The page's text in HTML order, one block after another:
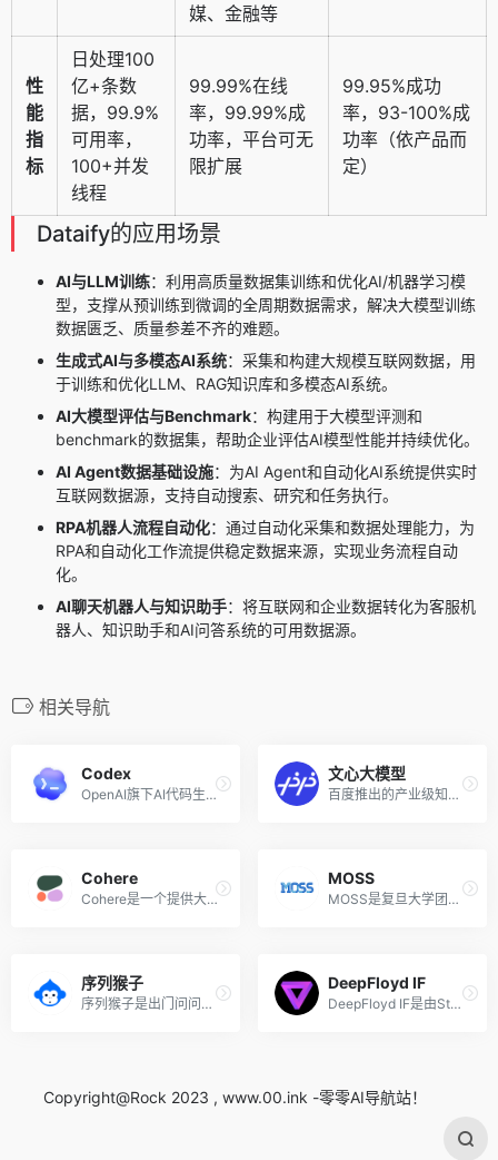
媒、金融等
性
能
指
标
日处理100
亿+条数
据，99.9%
可用率，
100+并发
线程
99.99%在线
率，99.99%成
功率，平台可无
限扩展
99.95%成功
率，93-100%成
功率（依产品而
定）
Dataify的应用场景
AI与LLM训练：利用高质量数据集训练和优化AI/机器学习模
型，支撑从预训练到微调的全周期数据需求，解决大模型训练
数据匮乏、质量参差不齐的难题。
生成式AI与多模态AI系统：采集和构建大规模互联网数据，用
于训练和优化LLM、RAG知识库和多模态AI系统。
AI大模型评估与Benchmark：构建用于大模型评测和
benchmark的数据集，帮助企业评估AI模型性能并持续优化。
AI Agent数据基础设施：为AI Agent和自动化AI系统提供实时
互联网数据源，支持自动搜索、研究和任务执行。
RPA机器人流程自动化：通过自动化采集和数据处理能力，为
RPA和自动化工作流提供稳定数据来源，实现业务流程自动
化。
AI聊天机器人与知识助手：将互联网和企业数据转化为客服机
器人、知识助手和AI问答系统的可用数据源。
相关导航
Codex
OpenAI旗下AI代码生成训练模型
文心大模型
百度推出的产业级知识增强大模型
Cohere
Cohere是一个提供大语言模型...
MOSS
MOSS是复旦大学团队开发的国...
序列猴子
序列猴子是出门问问推出的一...
DeepFloyd IF
DeepFloyd IF是由StabilityAI...
Copyright@Rock 2023 , www.00.ink -零零AI导航站！